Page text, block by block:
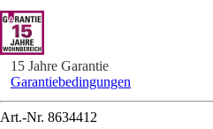
15 Jahre Garantie
Garantiebedingungen
Art.-Nr. 8634412